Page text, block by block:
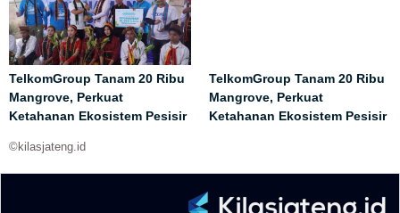
TelkomGroup Tanam 20 Ribu
Mangrove, Perkuat
Ketahanan Ekosistem Pesisir
TelkomGroup Tanam 20 Ribu
Mangrove, Perkuat
Ketahanan Ekosistem Pesisir
©kilasjateng.id